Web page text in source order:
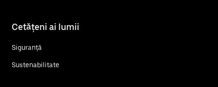
Cetățeni ai lumii
Siguranță
Sustenabilitate